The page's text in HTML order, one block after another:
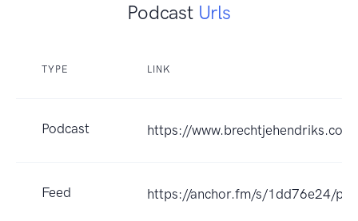
Podcast Urls
TYPE LINK
Podcast https://www.brechtjehendriks.com
Feed https://anchor.fm/s/1dd76e24/